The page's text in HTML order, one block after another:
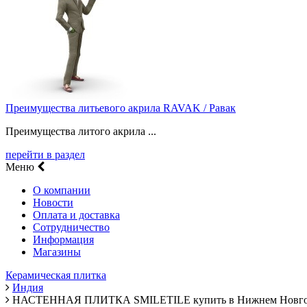
Преимущества литьевого акрила RAVAK / Равак
Преимущества литого акрила ...
перейти в раздел
Меню
О компании
Новости
Оплата и доставка
Сотрудничество
Информация
Магазины
Керамическая плитка
Индия
НАСТЕННАЯ ПЛИТКА SMILETILE купить в Нижнем